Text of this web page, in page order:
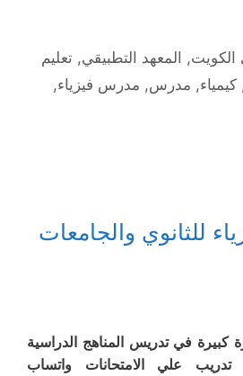
الكويت, المعهد التطبيقي,تعليم
كيمياء, مدرس, مدرس فيزياء,
للثانوي والجامعات
في تدريس المناهج الدراسية
تدريب علي الامتحانات واتساب